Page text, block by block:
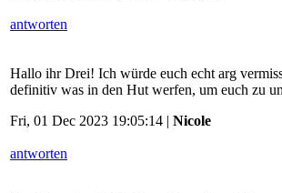
antworten
Hallo ihr Drei! Ich würde euch echt arg
definitiv was in den Hut werfen, um euch zu
Fri, 01 Dec 2023 19:05:14 | Nicole
antworten